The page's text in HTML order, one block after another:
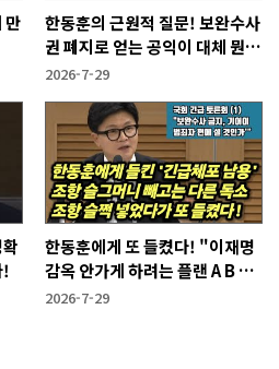
만
한동훈의 근원적 질문! 보완수사
권 폐지로 얻는 공익이 대체 뭔
가?
2026-7-29
한동훈에게 또 들켰다! "이재명
감옥 안가게 하려는 플랜 A B C
가 있다"
2026-7-29